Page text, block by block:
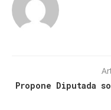
Propone